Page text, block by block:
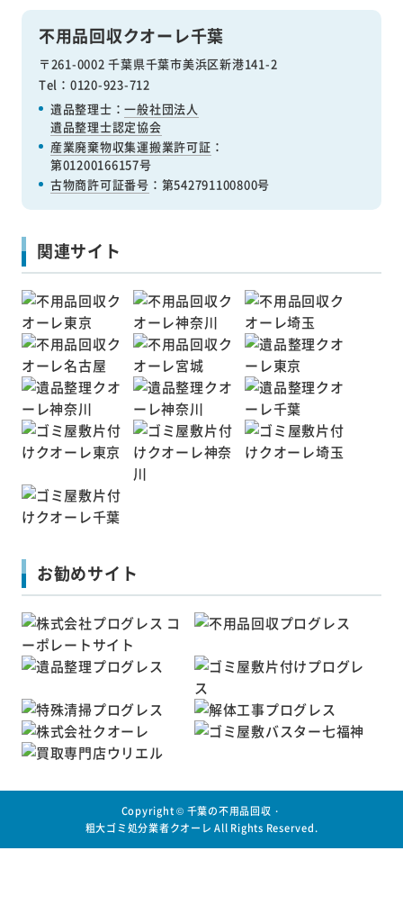
不用品回収クオーレ千葉
〒261-0002 千葉県千葉市美浜区新港141-2
Tel：0120-923-712
遺品整理士：一般社団法人
遺品整理士認定協会
産業廃棄物収集運搬業許可証 ：
第01200166157号
古物商許可証番号 ：第542791100800号
関連サイト
お勧めサイト
Copyright © 千葉の不用品回収・
粗大ゴミ処分業者クオーレ All Rights Reserved.